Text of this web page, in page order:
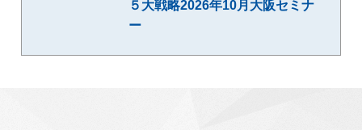
５大戦略2026年10月大阪セミナ
ー